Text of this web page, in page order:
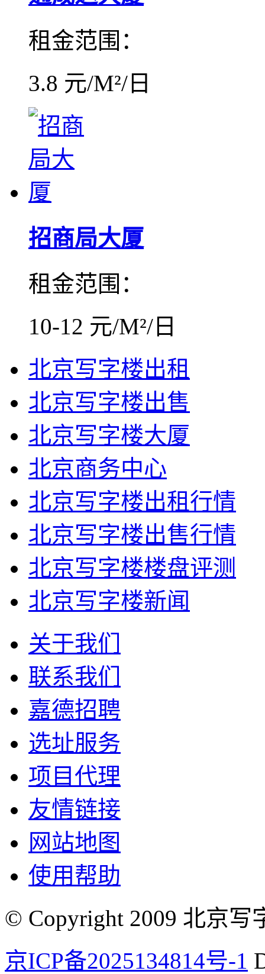
租金范围：
3.8 元/M²/日
招商局大厦
租金范围：
10-12 元/M²/日
北京写字楼出租
北京写字楼出售
北京写字楼大厦
北京商务中心
北京写字楼出租行情
北京写字楼出售行情
北京写字楼楼盘评测
北京写字楼新闻
关于我们
联系我们
嘉德招聘
选址服务
项目代理
友情链接
网站地图
使用帮助
© Copyright 2009 北京写
京ICP备2025134814号-1